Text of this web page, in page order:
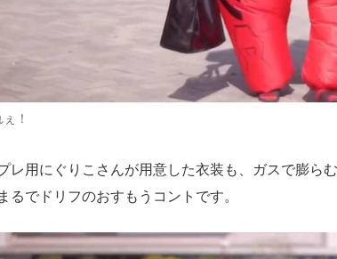
！
レ用にぐりこさんが用意した衣装も、ガスで膨ら
るでドリフのおすもうコントです。